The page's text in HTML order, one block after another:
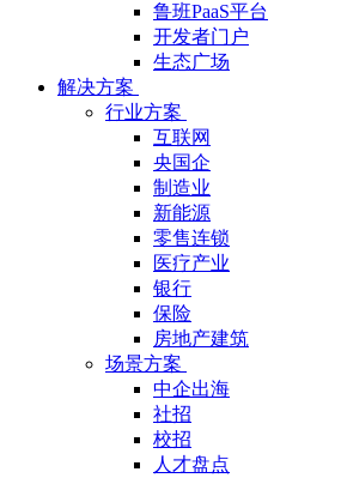
鲁班PaaS平台
开发者门户
生态广场
解决方案
行业方案
互联网
央国企
制造业
新能源
零售连锁
医疗产业
银行
保险
房地产建筑
场景方案
中企出海
社招
校招
人才盘点